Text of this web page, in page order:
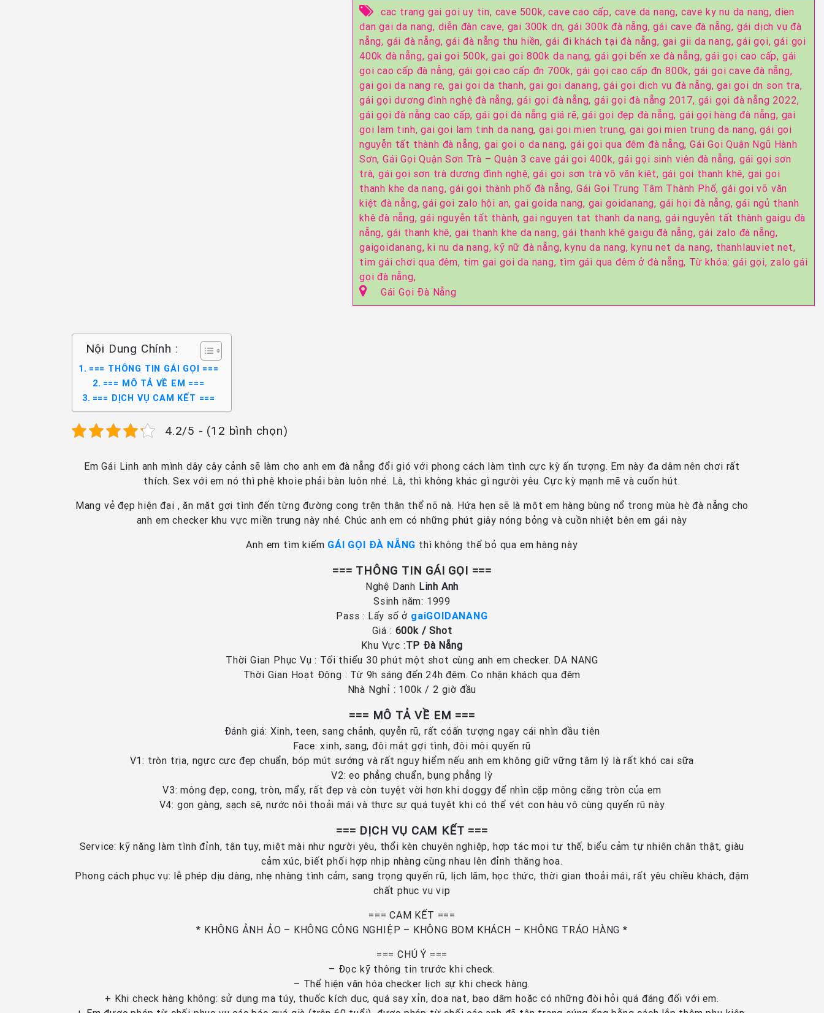
cac trang gai goi uy tin, cave 500k,cave cao cấp, cave da nang, cave ky nu da nang, dien
dan gai da nang, diễn đàn cave, gai 300k dn,gái 300k đà nẵng,gái cave đà nẵng, gái dịch vụ đà
nẵng, gái đà nẵng,gái đà nẵng thu hiền, gái đi khách tại đà nẵng, gai gii da nang,gái gọi,gái gọi
400k đà nẵng,gai goi 500k,gai goi 800k da nang,gái gọi bến xe đà nẵng,gái gọi cao cấp, gái
gọi cao cấp đà nẵng, gái gọi cao cấp đn 700k, gái gọi cao cấp đn 800k, gái gọi cave đà nẵng,
gai goi da nang re,gai goi da thanh,gai goi danang,gái gọi dịch vụ đà nẵng,gai goi dn son tra,
gái gọi dương đình nghệ đà nẵng,gái gọi đà nẵng,gái gọi đà nẵng 2017, gái gọi đà nẵng 2022,
gái gọi đà nẵng cao cấp,gái gọi đà nẵng giá rẽ,gái gọi đẹp đà nẵng,gái gọi hàng đà nẵng, gai
goi lam tinh,gai goi lam tinh da nang,gai goi mien trung,gai goi mien trung da nang,gái gọi
nguyễn tất thành đà nẵng, gai goi o da nang,gái gọi qua đêm đà nẵng,Gái Gọi Quận Ngũ Hành
Sơn, Gái Gọi Quận Sơn Trà – Quận 3 cave gái goi 400k,gái gọi sinh viên đà nẵng, gái gọi sơn
trà, gái gọi sơn trà dương đình nghệ,gái gọi sơn trà võ văn kiệt, gái gọi thanh khê, gai goi
thanh khe da nang,gái gọi thành phố đà nẵng, Gái Gọi Trung Tâm Thành Phố,gái gọi võ văn
kiệt đà nẵng,gái goi zalo hội an,gai goida nang, gai goidanang, gái họi đà nẵng,gái ngủ thanh
khê đà nẵng,gái nguyễn tất thành,gai nguyen tat thanh da nang,gái nguyễn tất thành gaigu đà
nẵng, gái thanh khê, gai thanh khe da nang,gái thanh khê gaigu đà nẵng,gái zalo đà nẵng,
gaigoidanang,ki nu da nang,kỹ nữ đà nẵng,kynu da nang,kynu net da nang, thanhlauviet net,
tim gái chơi qua đêm, tim gai goi da nang, tìm gái qua đêm ở đà nẵng, Từ khóa: gái gọi, zalo gái
gọi đà nẵng,
Gái Gọi Đà Nẵng
Nội Dung Chính :
=== THÔNG TIN GÁI GỌI ===
=== MÔ TẢ VỀ EM ===
=== DỊCH VỤ CAM KẾT ===
4.2/5 - (12 bình chọn)
Em Gái Linh anh mình dây cây cảnh sẽ làm cho anh em đà nẵng đổi gió với phong cách làm tình cực kỳ ấn tượng. Em này đa dâm nên chơi rất
thích. Sex với em nó thì phê khoie phải bàn luôn nhé. Là, thì không khác gì người yêu. Cực kỳ mạnh mẽ và cuốn hút.
Mang vẻ đẹp hiện đại , ăn mặt gợi tình đến từng đường cong trên thân thể nõ nà. Hứa hẹn sẽ là một em hàng bùng nổ trong mùa hè đà nẵng cho
anh em checker khu vực miền trung này nhé. Chúc anh em có những phút giây nóng bỏng và cuồn nhiệt bên em gái này
Anh em tìm kiếm GÁI GỌI ĐÀ NẴNG thì không thể bỏ qua em hàng này
=== THÔNG TIN GÁI GỌI ===
Nghệ Danh Linh Anh
Ssinh năm: 1999
Pass : Lấy số ở gaiGOIDANANG
Giá : 600k / Shot
Khu Vực :TP Đà Nẵng
Thời Gian Phục Vụ : Tối thiểu 30 phút một shot cùng anh em checker. DA NANG
Thời Gian Hoạt Động : Từ 9h sáng đến 24h đêm. Co nhận khách qua đêm
Nhà Nghỉ : 100k / 2 giờ đầu
=== MÔ TẢ VỀ EM ===
Đánh giá: Xinh, teen, sang chảnh, quyễn rũ, rất cóấn tượng ngay cái nhìn đầu tiên
Face: xinh, sang, đôi mắt gợi tình, đôi môi quyến rũ
V1: tròn trịa, ngực cực đẹp chuẩn, bóp mút sướng và rất nguy hiểm nếu anh em không giữ vững tâm lý là rất khó cai sữa
V2: eo phẳng chuẩn, bụng phẳng lỳ
V3: mông đẹp, cong, tròn, mẩy, rất đẹp và còn tuyệt vời hơn khi doggy để nhìn cặp mông căng tròn của em
V4: gọn gàng, sạch sẽ, nước nôi thoải mái và thực sự quá tuyệt khi có thể vét con hàu vô cùng quyến rũ này
=== DỊCH VỤ CAM KẾT ===
Service: kỹ năng làm tình đỉnh, tận tụy, miệt mài như người yêu, thổi kèn chuyên nghiệp, hợp tác mọi tư thế, biểu cảm tự nhiên chân thật, giàu
cảm xúc, biết phối hợp nhịp nhàng cùng nhau lên đỉnh thăng hoa.
Phong cách phục vụ: lễ phép dịu dàng, nhẹ nhàng tình cảm, sang trọng quyến rũ, lịch lãm, học thức, thời gian thoải mái, rất yêu chiều khách, đậm
chất phục vụ vip
=== CAM KẾT ===
* KHÔNG ẢNH ẢO – KHÔNG CÔNG NGHIỆP – KHÔNG BOM KHÁCH – KHÔNG TRÁO HÀNG *
=== CHÚ Ý ===
– Đọc kỹ thông tin trước khi check.
– Thể hiện văn hóa checker lịch sự khi check hàng.
+ Khi check hàng không: sử dụng ma túy, thuốc kích dục, quá say xỉn, dọa nạt, bạo dâm hoặc có những đòi hỏi quá đáng đối với em.